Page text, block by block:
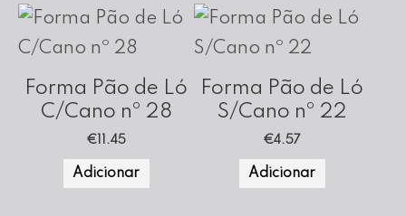
Forma Pão de Ló
C/Cano nº 28
€ 11.45
Adicionar
Forma Pão de Ló
S/Cano nº 22
€4.57
Adicionar